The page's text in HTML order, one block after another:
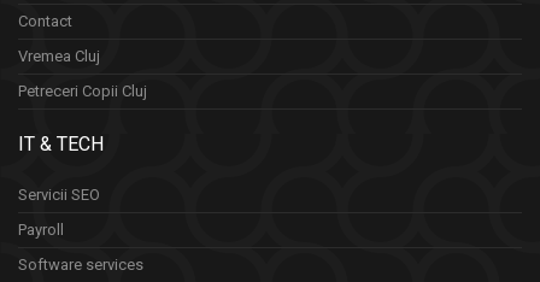
Contact
Vremea Cluj
Petreceri Copii Cluj
IT & TECH
Servicii SEO
Payroll
Software services